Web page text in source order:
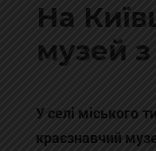
На
музей
У селі міського
краєзнавчий